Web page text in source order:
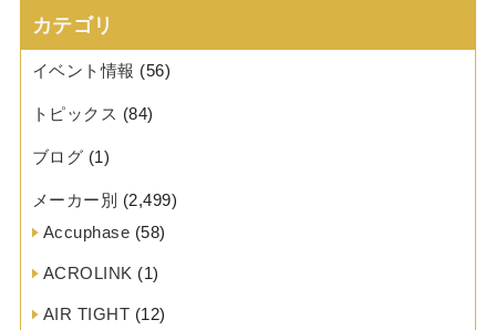
カテゴリ
イベント情報 (56)
トピックス (84)
ブログ (1)
メーカー別 (2,499)
Accuphase (58)
ACROLINK (1)
AIR TIGHT (12)